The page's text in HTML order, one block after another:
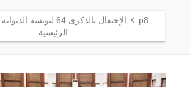
p8 الإحتفال بالذكرى 64 لتونسة الديوانة .
الرئيسية